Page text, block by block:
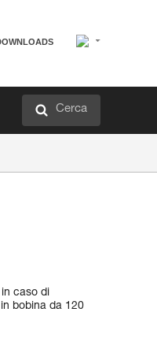
Cerca
caso di
bobina da 120